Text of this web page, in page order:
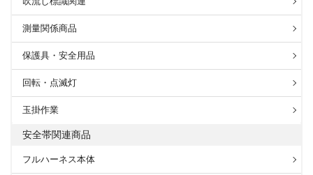
測量関係商品
保護具・安全用品
回転・点滅灯
玉掛作業
安全帯関連商品
フルハーネス本体